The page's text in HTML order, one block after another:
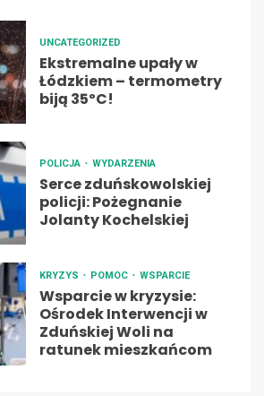
UNCATEGORIZED
Ekstremalne upały w
Łódzkiem – termometry
biją 35ºC!
POLICJA WYDARZENIA
Serce zduńskowolskiej
policji: Pożegnanie
Jolanty Kochelskiej
KRYZYS POMOC WSPARCIE
Wsparcie w kryzysie:
Ośrodek Interwencji w
Zduńskiej Woli na
ratunek mieszkańcom